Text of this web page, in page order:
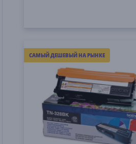
САМЫЙ ДЕШЕВЫЙ НА РЫНКЕ